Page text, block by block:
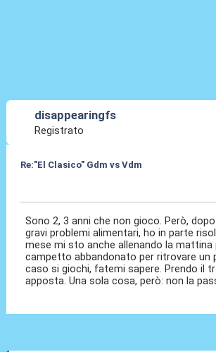
disappearingfs
Registrato
Re:"El Clasico" Gdm vs Vdm
Sono 2, 3 anni che non gioco. Però,
gravi problemi alimentari, ho in parte
mese mi sto anche allenando la mattina
campetto abbandonato per ritrovare un
caso si giochi, fatemi sapere. Prendo il
apposta. Una sola cosa, però: non la